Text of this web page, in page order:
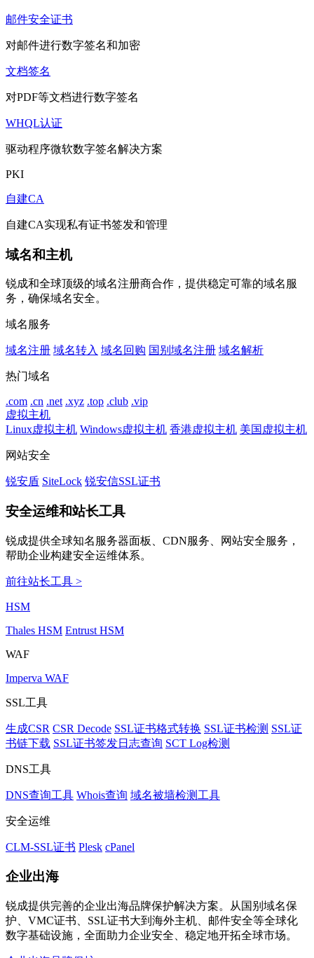
邮件安全证书
对邮件进行数字签名和加密
文档签名
对PDF等文档进行数字签名
WHQL认证
驱动程序微软数字签名解决方案
PKI
自建CA
自建CA实现私有证书签发和管理
域名和主机
锐成和全球顶级的域名注册商合作，提供稳定可靠的域名服
务，确保域名安全。
域名服务
域名注册 域名转入 域名回购 国别域名注册 域名解析
热门域名
.com .cn .net .xyz .top .club .vip
虚拟主机
Linux虚拟主机 Windows虚拟主机 香港虚拟主机 美国虚拟主机
网站安全
锐安盾 SiteLock 锐安信SSL证书
安全运维和站长工具
锐成提供全球知名服务器面板、CDN服务、网站安全服务，
帮助企业构建安全运维体系。
前往站长工具 >
HSM
Thales HSM Entrust HSM
WAF
Imperva WAF
SSL工具
生成CSR CSR Decode SSL证书格式转换 SSL证书检测 SSL证
书链下载 SSL证书签发日志查询 SCT Log检测
DNS工具
DNS查询工具 Whois查询 域名被墙检测工具
安全运维
CLM-SSL证书 Plesk cPanel
企业出海
锐成提供完善的企业出海品牌保护解决方案。从国别域名保
护、VMC证书、SSL证书大到海外主机、邮件安全等全球化
数字基础设施，全面助力企业安全、稳定地开拓全球市场。